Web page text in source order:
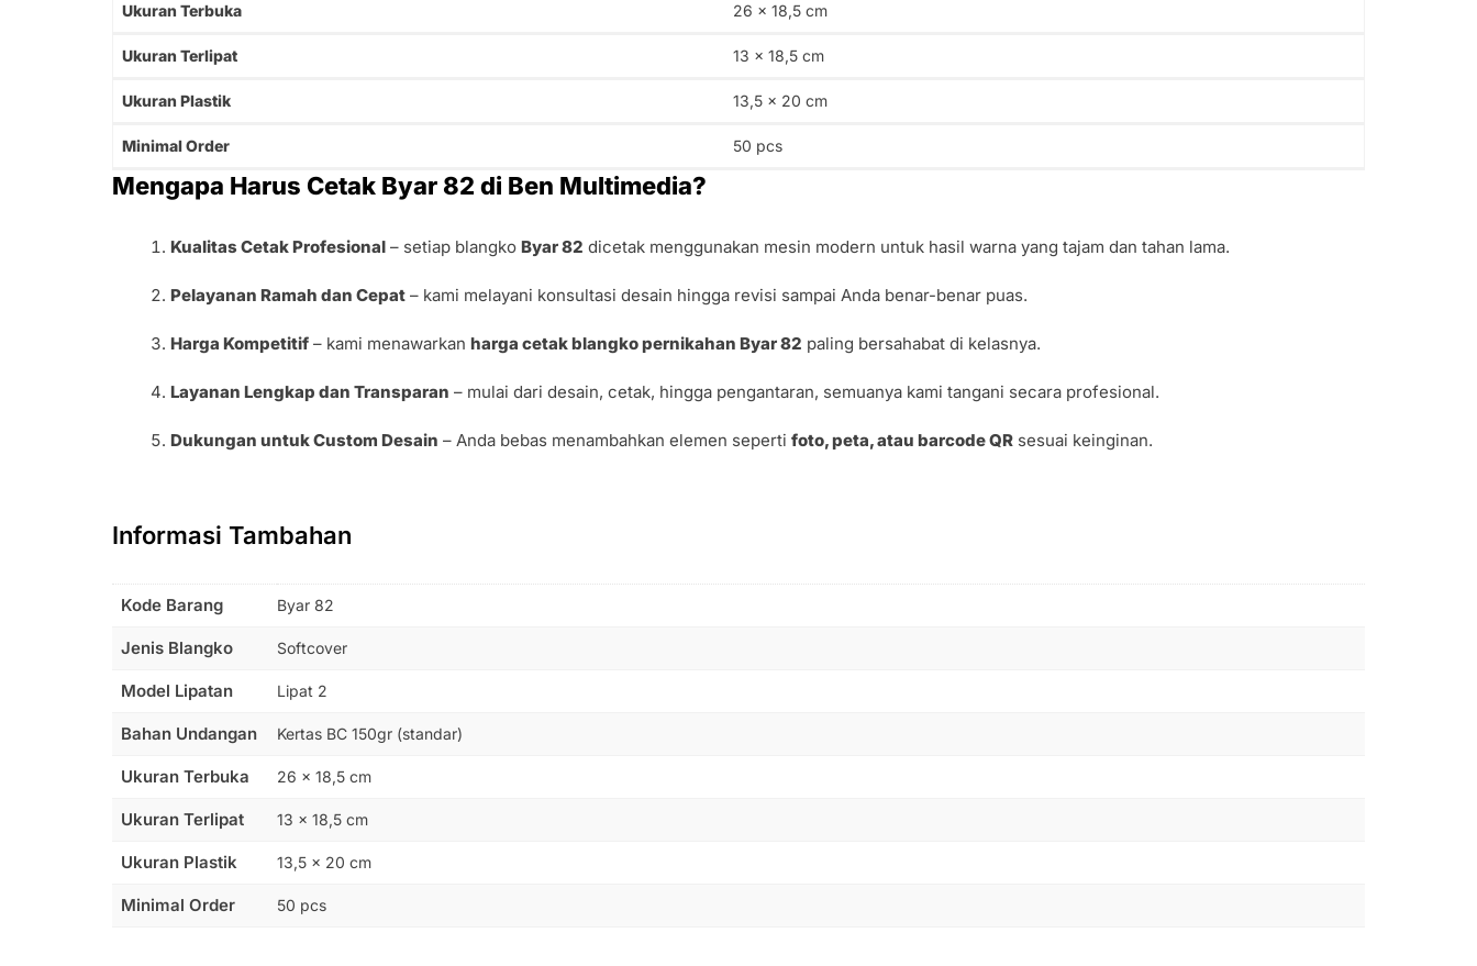
Ukuran Terbuka 26 x 18,5 cm
Ukuran Terlipat 13 x 18,5 cm
Ukuran Plastik 13,5 x 20 cm
Minimal Order 50 pcs
Mengapa Harus Cetak Byar 82 di Ben Multimedia?
Kualitas Cetak Profesional – setiap blangkoByar 82 dicetak menggunakan mesin modern untuk hasil warna yang tajam dan tahan lama.
Pelayanan Ramah dan Cepat – kami melayani konsultasi desain hingga revisi sampai Anda benar-benar puas.
Harga Kompetitif – kami menawarkanharga cetak blangko pernikahan Byar 82 paling bersahabat di kelasnya.
Layanan Lengkap dan Transparan – mulai dari desain, cetak, hingga pengantaran, semuanya kami tangani secara profesional.
Dukungan untuk Custom Desain – Anda bebas menambahkan elemen sepertifoto, peta, atau barcode QR sesuai keinginan.
Informasi Tambahan
Kode Barang Byar 82
Jenis Blangko Softcover
Model Lipatan Lipat 2
Bahan Undangan Kertas BC 150gr (standar)
Ukuran Terbuka 26 x 18,5 cm
Ukuran Terlipat 13 x 18,5 cm
Ukuran Plastik 13,5 x 20 cm
Minimal Order 50 pcs